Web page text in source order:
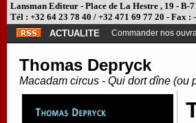
Lansman Editeur - Place de La Hestre , 19 - B-
Tél : +32 64 23 78 40 / +32 471 69 77 20 - Fax :
ACTUALITE
Abonnement théâtre ?
Thomas Depryck
Macadam circus - Qui dort dîne (ou